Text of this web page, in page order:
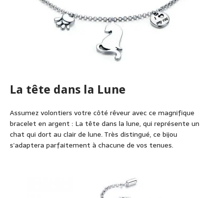
La tête dans la Lune
Assumez volontiers votre côté rêveur avec ce magnifique
bracelet en argent : La tête dans la lune, qui représente un
chat qui dort au clair de lune. Très distingué, ce bijou
s’adaptera parfaitement à chacune de vos tenues.